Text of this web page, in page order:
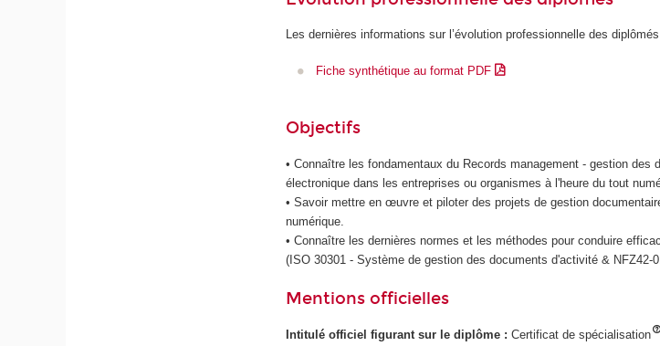
Les dernières informations sur l’évolution professionnelle des
Fiche synthétique au format PDF
Objectifs
• Connaître les fondamentaux du Records management - gestion des
électronique dans les entreprises ou organismes à l'heure du tout
• Savoir mettre en œuvre et piloter des projets de gestion
numérique.
• Connaître les dernières normes et les méthodes pour conduire
(ISO 30301 - Système de gestion des documents d'activité & NFZ42-
Mentions officielles
Intitulé officiel figurant sur le diplôme :Certificat de spécialisation